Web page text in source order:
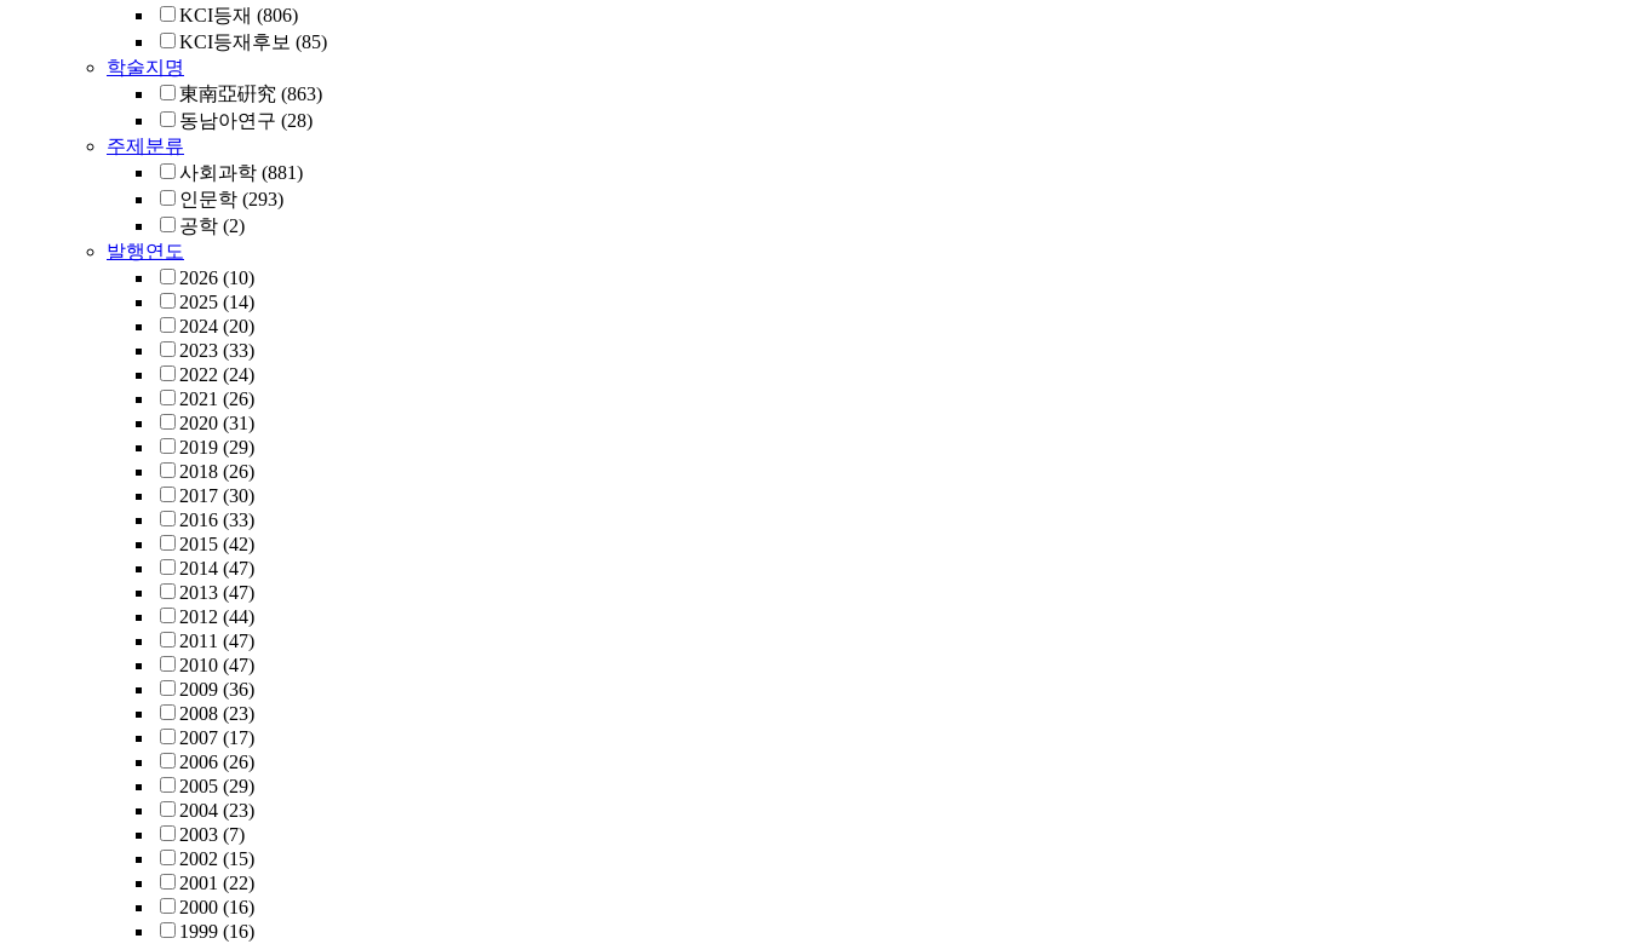
KCI등재 (806)
KCI등재후보 (85)
학술지명
東南亞硏究 (863)
동남아연구 (28)
주제분류
사회과학 (881)
인문학 (293)
공학 (2)
발행연도
2026 (10)
2025 (14)
2024 (20)
2023 (33)
2022 (24)
2021 (26)
2020 (31)
2019 (29)
2018 (26)
2017 (30)
2016 (33)
2015 (42)
2014 (47)
2013 (47)
2012 (44)
2011 (47)
2010 (47)
2009 (36)
2008 (23)
2007 (17)
2006 (26)
2005 (29)
2004 (23)
2003 (7)
2002 (15)
2001 (22)
2000 (16)
1999 (16)